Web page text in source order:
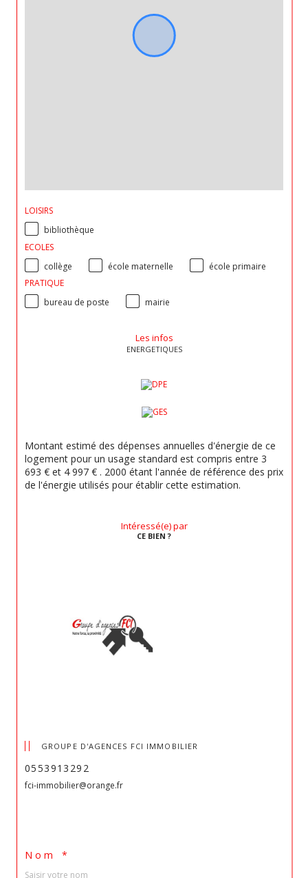
LOISIRS
bibliothèque
ECOLES
collège
école maternelle
école primaire
PRATIQUE
bureau de poste
mairie
Les infos
ENERGETIQUES
Montant estimé des dépenses annuelles d'énergie de ce
logement pour un usage standard est compris entre 3
693 € et 4 997 € . 2000 étant l'année de référence des prix
de l'énergie utilisés pour établir cette estimation.
Intéressé(e) par
CE BIEN ?
GROUPE D'AGENCES FCI IMMOBILIER
0553913292
fci-immobilier@orange.fr
Nom *